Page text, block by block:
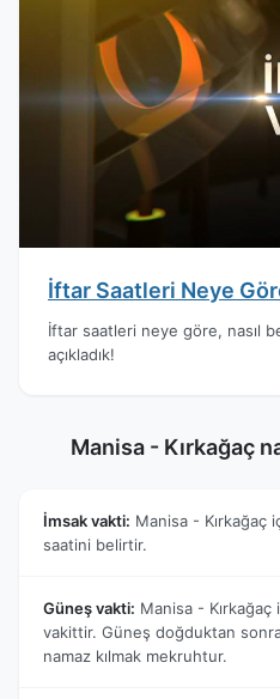
İftar Saatleri Neye
İftar saatleri neye göre, nasıl
açıkladık!
Manisa - Kırkağaç
İmsak vakti: Manisa - Kırkağaç
saatini belirtir.
Güneş vakti: Manisa - Kırkağaç
vakittir. Güneş doğduktan
namaz kılmak mekruhtur.